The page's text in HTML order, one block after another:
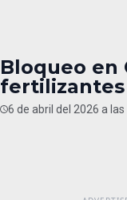
Bloqueo en
fertilizantes
6 de abril del 2026 a